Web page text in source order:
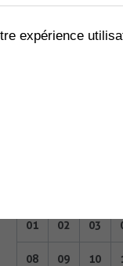
10 11 12
01 02 03
08 09 10
expérience